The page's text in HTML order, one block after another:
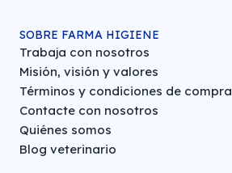
SOBRE FARMA HIGIENE
Trabaja con nosotros
Misión, visión y valores
Términos y condiciones de compra
Contacte con nosotros
Quiénes somos
Blog veterinario